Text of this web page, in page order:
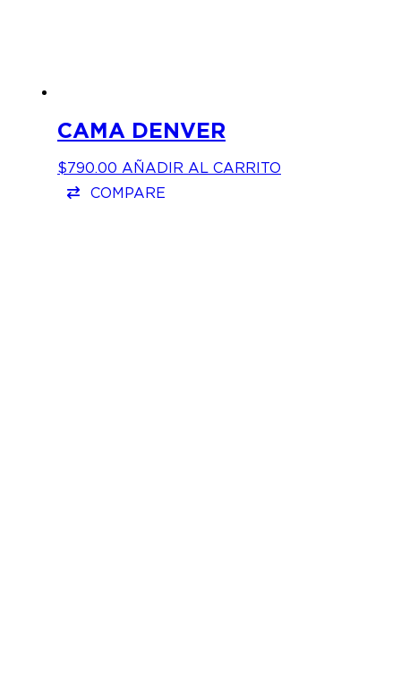
CAMA DENVER
$790.00 AÑADIR AL CARRITO
COMPARE